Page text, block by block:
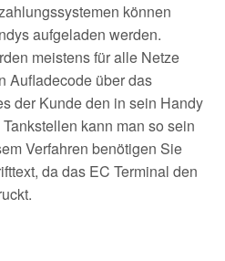
können
aufgeladen werden.
meistens für alle Netze
Aufladecode über das
der Kunde den in sein Handy
kann man so sein
Verfahren benötigen Sie
da das EC Terminal den